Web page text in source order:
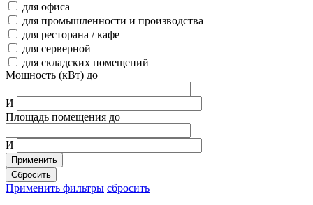
для офиса
для промышленности и производства
для ресторана / кафе
для серверной
для складских помещений
Мощность (кВт) до
И
Площадь помещения до
И
Применить
Сбросить
Применить фильтры сбросить